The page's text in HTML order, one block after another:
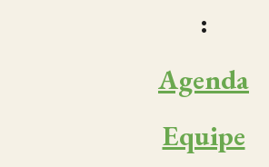
:
Agenda
Equipe